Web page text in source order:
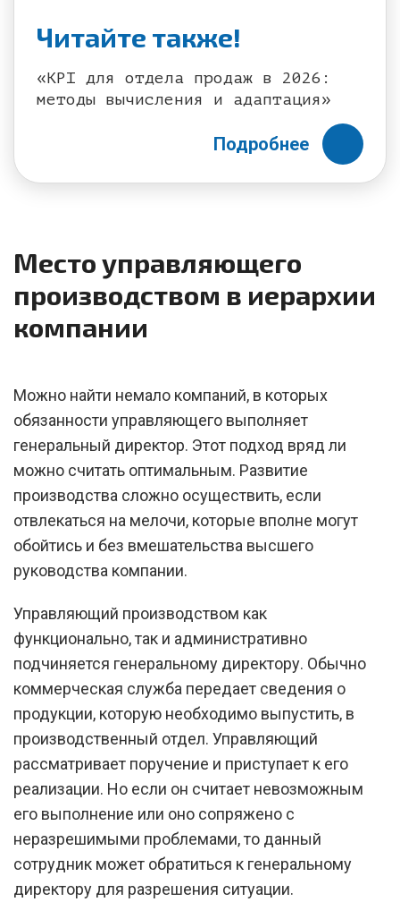
Читайте также!
«KPI для отдела продаж в 2026:
методы вычисления и адаптация»
Подробнее
Место управляющего
производством в иерархии
компании
Можно найти немало компаний, в которых
обязанности управляющего выполняет
генеральный директор. Этот подход вряд ли
можно считать оптимальным. Развитие
производства сложно осуществить, если
отвлекаться на мелочи, которые вполне могут
обойтись и без вмешательства высшего
руководства компании.
Управляющий производством как
функционально, так и административно
подчиняется генеральному директору. Обычно
коммерческая служба передает сведения о
продукции, которую необходимо выпустить, в
производственный отдел. Управляющий
рассматривает поручение и приступает к его
реализации. Но если он считает невозможным
его выполнение или оно сопряжено с
неразрешимыми проблемами, то данный
сотрудник может обратиться к генеральному
директору для разрешения ситуации.